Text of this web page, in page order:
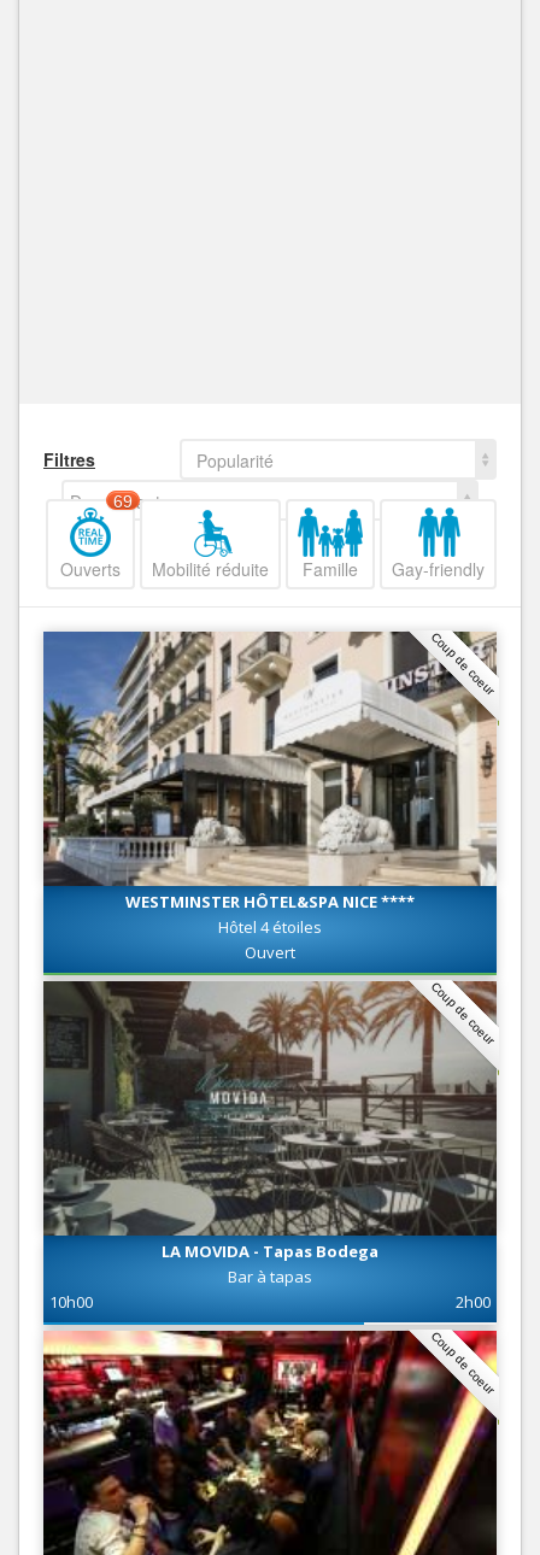
Filtres
Popularité
Decroissant
Ouverts
69
Mobilité réduite Famille Gay-friendly
Coup de coeur
WESTMINSTER HÔTEL&SPA NICE ****
Hôtel 4 étoiles
Ouvert
Coup de coeur
LA MOVIDA - Tapas Bodega
Bar à tapas
10h00
2h00
Coup de coeur